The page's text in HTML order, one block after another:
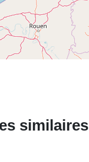
similaires